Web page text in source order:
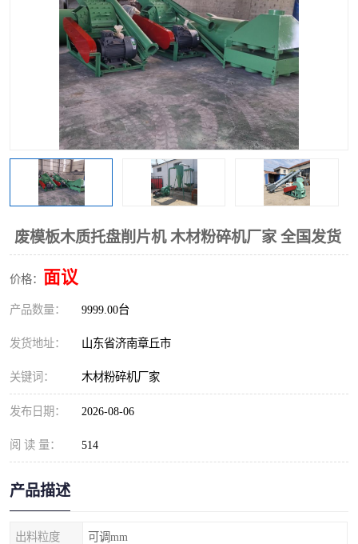
废模板木质托盘削片机 木材粉碎机厂家 全国发货
价格： 面议
产品数量： 9999.00台
发货地址： 山东省济南章丘市
关键词： 木材粉碎机厂家
发布日期： 2026-08-06
阅 读 量： 514
产品描述
出料粒度 可调mm
颗粒冷却机 颗粒燃烧机
滚筒筛 滚筒筛分机
锯末滚筒筛